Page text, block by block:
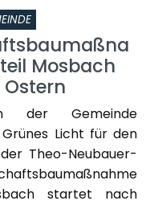
Mosbach
der Gemeinde
Licht für den
Theo-Neubauer-
startet nach